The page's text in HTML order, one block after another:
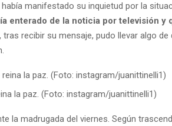
manifestado su inquietud por la
enterado de la noticia por televisión y
tras recibir su mensaje, pudo llevar algo
la paz. (Foto: instagram/juanittinelli1)
la madrugada del viernes. Según